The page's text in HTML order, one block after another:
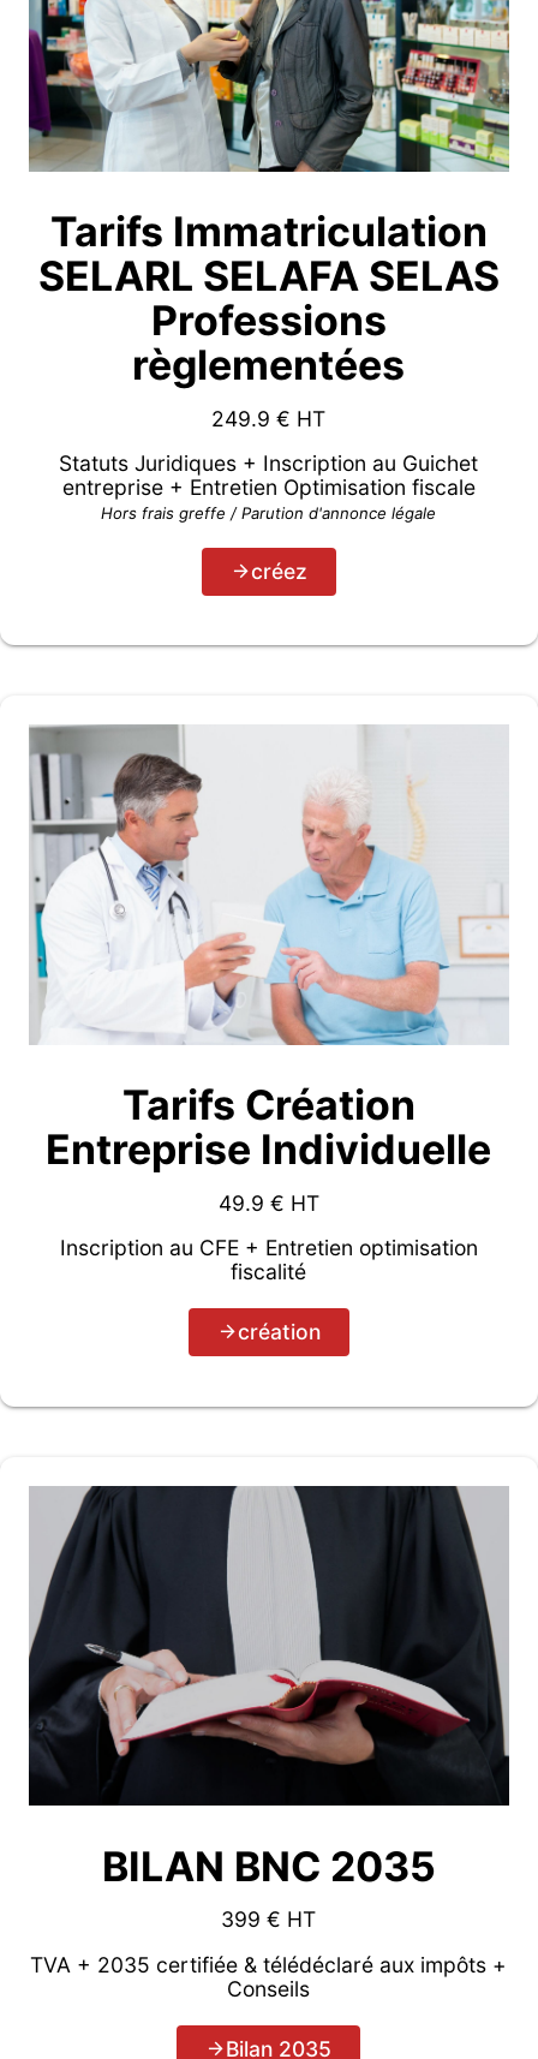
Tarifs Immatriculation
SELARL SELAFA SELAS
Professions
règlementées
249.9 € HT
Statuts Juridiques + Inscription au Guichet
entreprise + Entretien Optimisation fiscale
Hors frais greffe / Parution d'annonce légale
créez
Tarifs Création
Entreprise Individuelle
49.9 € HT
Inscription au CFE + Entretien optimisation
fiscalité
création
BILAN BNC 2035
399 € HT
TVA + 2035 certifiée & télédéclaré aux impôts +
Conseils
Bilan 2035